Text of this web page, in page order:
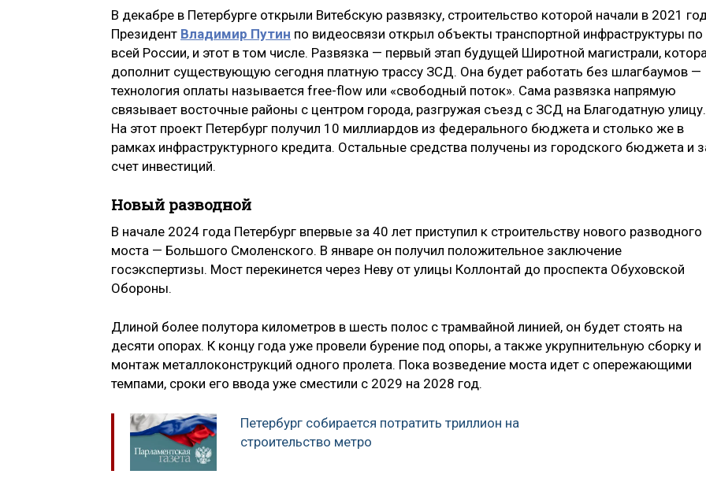
В декабре в Петербурге открыли Витебскую развязку, строительство которой начали в 2021
Президент Владимир Путин по видеосвязи открыл объекты транспортной инфраструктуры по
всей России, и этот в том числе. Развязка — первый этап будущей Широтной магистрали,
дополнит существующую сегодня платную трассу ЗСД. Она будет работать без шлагбаумов —
технология оплаты называется free-flow или «свободный поток». Сама развязка напрямую
связывает восточные районы с центром города, разгружая съезд с ЗСД на Благодатную улицу.
На этот проект Петербург получил 10 миллиардов из федерального бюджета и столько же в
рамках инфраструктурного кредита. Остальные средства получены из городского бюджета и
счет инвестиций.
Новый разводной
В начале 2024 года Петербург впервые за 40 лет приступил к строительству нового разводного
моста — Большого Смоленского. В январе он получил положительное заключение
госэкспертизы. Мост перекинется через Неву от улицы Коллонтай до проспекта Обуховской
Обороны.
Длиной более полутора километров в шесть полос с трамвайной линией, он будет стоять на
десяти опорах. К концу года уже провели бурение под опоры, а также укрупнительную сборку и
монтаж металлоконструкций одного пролета. Пока возведение моста идет с опережающими
темпами, сроки его ввода уже сместили с 2029 на 2028 год.
Петербург собирается потратить триллион на
строительство метро